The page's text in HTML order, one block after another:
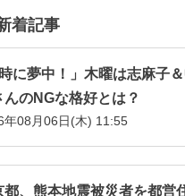
着記事
時に夢中！」木曜は志麻子
んのNGな格好とは？
年08月06日(木) 11:55
都、熊本地震被災者を都